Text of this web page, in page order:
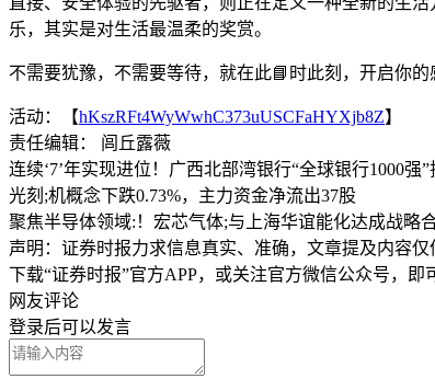
乐，其实是对生活最温柔的奖赏。
不需要犹豫，不需要等待，就在此📘时此刻，开启你的
活动：【hKszRFt4WyWwhC373uUSCFaHYXjb8Z】
责任编辑： 闾丘露薇
连续‘7’年实现进位！广西北部湾银行“全球银行1000强
光刻;机概念下跌0.73%，主力资金净流出37股
聚焦半导体领域:！宏芯气体;与上海华谊能化达成战略
声明：证券时报力求信息真实、准确，文章提及内容
下载“证券时报”官方APP，或关注官方微信公众号，
网友评论
登录后可以发言